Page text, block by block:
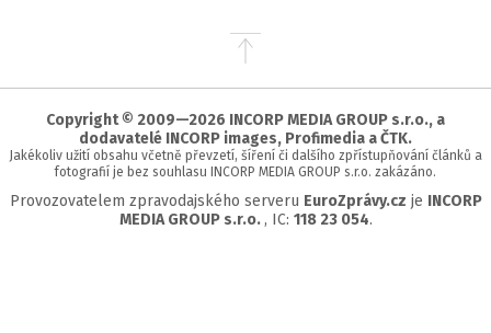
Přejít
stránky
Copyright © 2009—2026 INCORP MEDIA GROUP s.r.o., a
dodavatelé INCORP images, Profimedia a ČTK.
Jakékoliv užití obsahu včetně převzetí, šíření či dalšího zpřístupňování článků a
fotografií je bez souhlasu INCORP MEDIA GROUP s.r.o. zakázáno.
Provozovatelem zpravodajského serveru EuroZprávy.cz je INCORP
MEDIA GROUP s.r.o., IC: 118 23 054.